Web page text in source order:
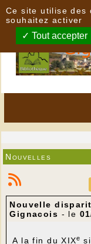
Nouvelles
Nouvelle
Gignacois - le
A la fin du XIXe
Ce site utilise des
souhaitez activer
Tout accepter